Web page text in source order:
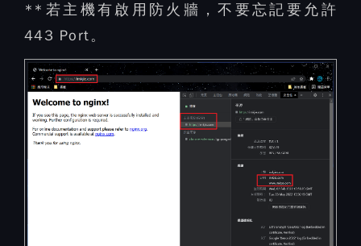
**若主機有啟用防火牆，不要忘記要允許
443 Port。